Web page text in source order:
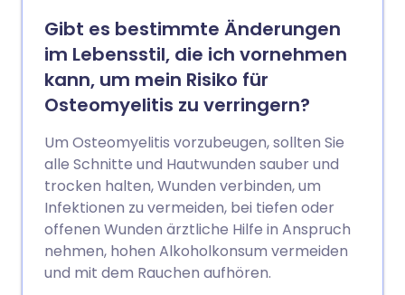
Gibt es bestimmte Änderungen
im Lebensstil, die ich vornehmen
kann, um mein Risiko für
Osteomyelitis zu verringern?
Um Osteomyelitis vorzubeugen, sollten Sie
alle Schnitte und Hautwunden sauber und
trocken halten, Wunden verbinden, um
Infektionen zu vermeiden, bei tiefen oder
offenen Wunden ärztliche Hilfe in Anspruch
nehmen, hohen Alkoholkonsum vermeiden
und mit dem Rauchen aufhören.